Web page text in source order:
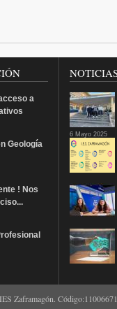
a
Geología
! Nos
6 Mayo 2025
IES Zaframagón. Código:11006671